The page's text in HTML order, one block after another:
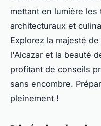
mettant en lumière
architecturaux et
Explorez la majesté
l'Alcazar et la beauté
profitant de conseils
sans encombre.
pleinement !